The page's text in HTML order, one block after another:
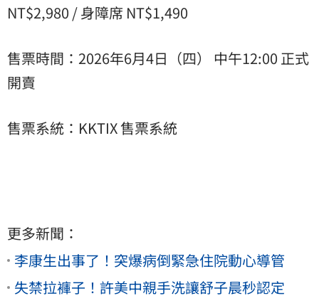
NT$2,980 / 身障席 NT$1,490
售票時間：2026年6月4日（四） 中午12:00 正式
開賣
售票系統：KKTIX 售票系統
更多新聞：
李康生出事了！突爆病倒緊急住院動心導管
失禁拉褲子！許美中親手洗讓舒子晨秒認定